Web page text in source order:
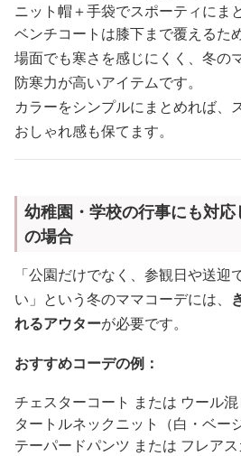
ニット帽＋手袋でスポーティにま
ベンチコートは膝下まで覆えるた
場面でも寒さを感じにくく、冬の
防寒力が高いアイテムです。
カラーをシンプルにまとめれば、
おしゃれ感も保てます。
幼稚園・学校の行事にも対
の場合
「公園だけでなく、参観日や送迎
い」という冬のママコーデには、
れるアウターが必要です。
おすすめコーデの例：
チェスターコート または ウール
タートルネックニット（白・ベー
テーパードパンツ または フレア